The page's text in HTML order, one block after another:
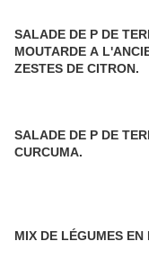
SALADE DE P DE
MOUTARDE A
ZESTES DE CITRON.
SALADE DE P DE
CURCUMA.
MIX DE LÉGUMES EN